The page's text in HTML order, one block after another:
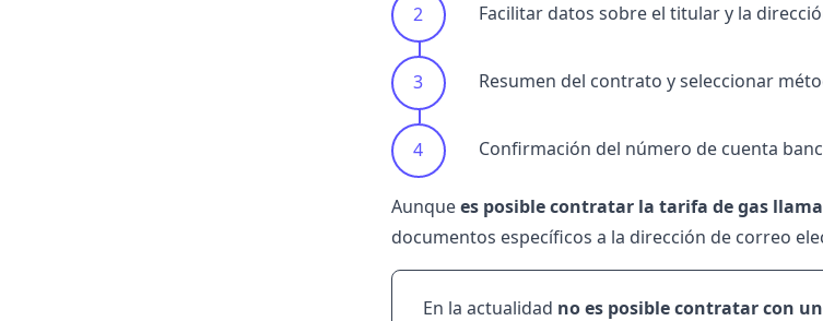
Facilitar datos sobre el titular y la
Resumen del contrato y seleccionar
Confirmación del número de cuenta
Aunquees posible contratar la tarifa de gas
documentos específicos a la dirección de correo
En la actualidad no es posible contratar con